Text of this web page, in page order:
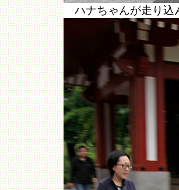
ハナちゃんが走り